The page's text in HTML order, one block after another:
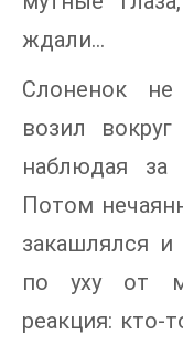
ждали…
Слоненок
возил
наблюдая за
Потом
закашлялся
по уху от
реакция: кто-